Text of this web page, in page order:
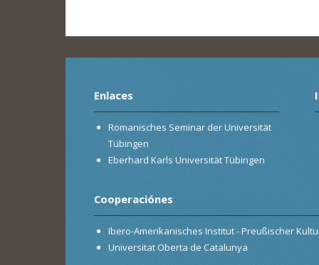
Enlaces
Romanisches Seminar der Universität
Tübingen
Eberhard Karls Universität Tübingen
Cooperaciónes
Ibero-Amerikanisches Institut - Preußischer
Universitat Oberta de Catalunya